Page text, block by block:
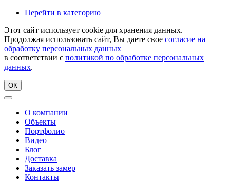
Перейти в категорию
Этот сайт использует cookie для хранения данных.
Продолжая использовать сайт, Вы даете свое согласие на
обработку персональных данных
в соответствии с политикой по обработке персональных
данных.
ОК
О компании
Объекты
Портфолио
Видео
Блог
Доставка
Заказать замер
Контакты